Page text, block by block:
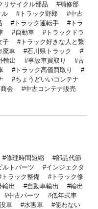
リサイクル部品
補修部
ル トラック野郎
中古
トラック運転手
トラ
自動車
トラックドラ
子
トラック好きな人と繋
廃車
石川県トラック
輸出 事故車買取り
古
トラック高価買取り
ちょうどいいコンテナ
会
中古コンテナ販売
修理時間短縮
部品代節
ルトパーツ
インジェクタ
トラック整備
トラック修
輸出 自動車輸出
輸出
中古パーツ
低年式車
車 水害車
使わない